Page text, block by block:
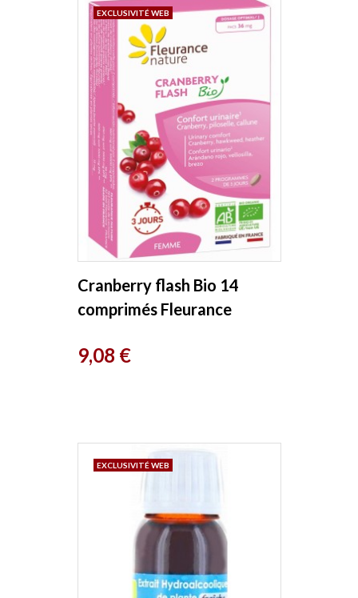
Cranberry flash Bio 14
comprimés Fleurance
Prix
9,08 €
EXCLUSIVITÉ WEB
EXCLUSIVITÉ WEB